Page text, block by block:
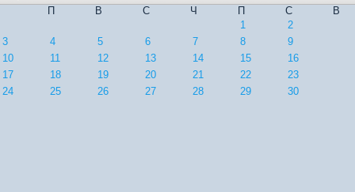
П
В С Ч П С
В
1
2
3
4 5 6 7 8
9
10
11 12 13 14 15
16
17
18 19 20 21 22
23
24
25 26 27 28 29 30